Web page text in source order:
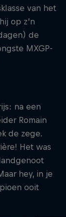
van het
op z’n
de
MXGP-
na een
Romain
de zege.
Het was
hey, in je
ooit